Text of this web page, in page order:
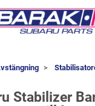
Stabilizer